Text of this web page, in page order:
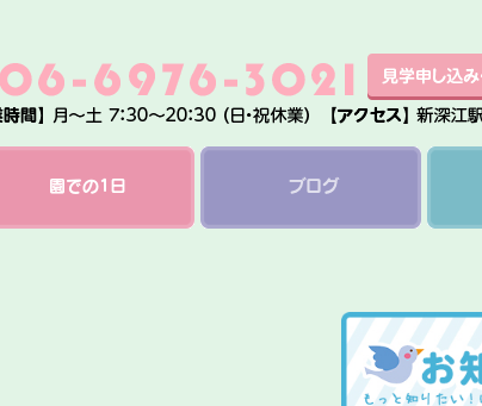
園での1日 ブログ